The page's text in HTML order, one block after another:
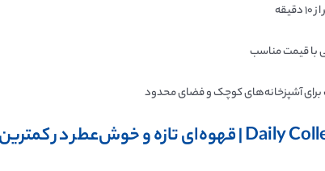
با قیمت مناسب
آشپزخانه‌های کوچک و فضای محدود